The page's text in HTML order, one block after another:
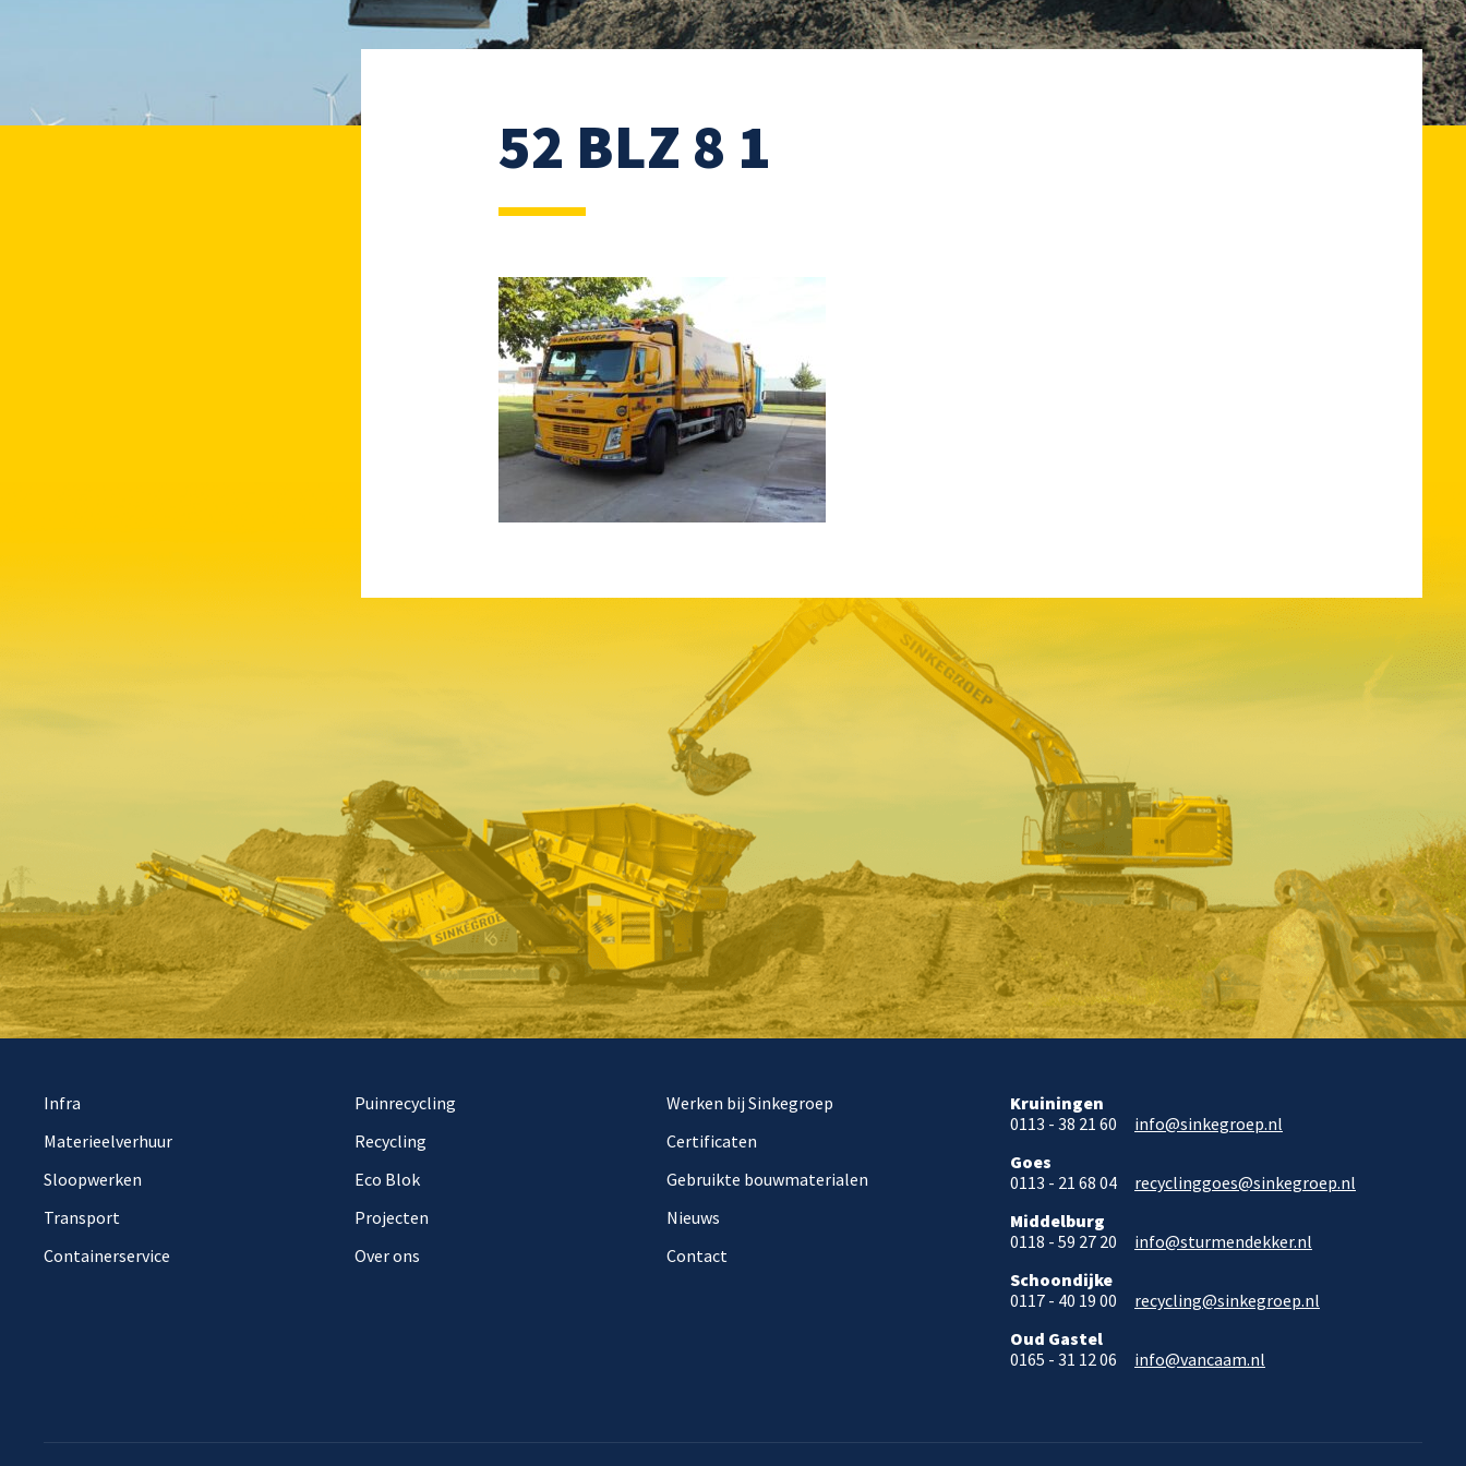
52 BLZ 8 1
Infra
Materieelverhuur
Sloopwerken
Transport
Containerservice
Puinrecycling
Recycling
Eco Blok
Projecten
Over ons
Werken bij Sinkegroep
Certificaten
Gebruikte bouwmaterialen
Nieuws
Contact
Kruiningen
0113 - 38 21 60
info@sinkegroep.nl
Goes
0113 - 21 68 04
recyclinggoes@sinkegroep.nl
Middelburg
0118 - 59 27 20
info@sturmendekker.nl
Schoondijke
0117 - 40 19 00
recycling@sinkegroep.nl
Oud Gastel
0165 - 31 12 06
info@vancaam.nl